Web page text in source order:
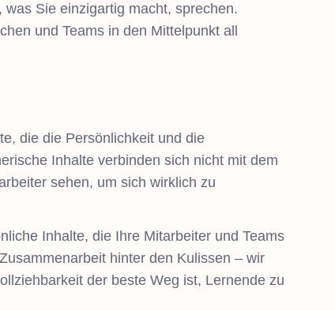
Sie einzigartig macht, sprechen.
und Teams in den Mittelpunkt all
die die Persönlichkeit und die
Inhalte verbinden sich nicht mit dem
sehen, um sich wirklich zu
Inhalte, die Ihre Mitarbeiter und Teams
hinter den Kulissen – wir
der beste Weg ist, Lernende zu